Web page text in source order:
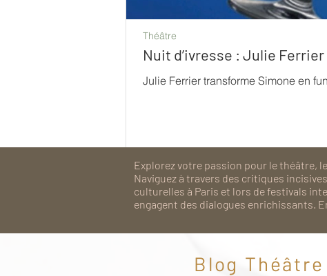
Nuit d’ivresse : Julie
Julie Ferrier transforme Simone en
Théâtre
Explorez votre passion pour le théâtre,
Naviguez à travers des critiques
culturelles à Paris et lors de festivals
engagent des dialogues enrichissants.
Blog Théâtre